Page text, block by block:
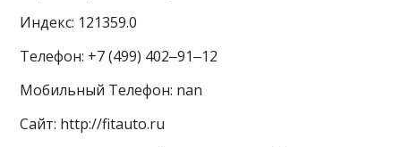
Индекс: 121359.0
Телефон: +7 (499) 402‒91‒12
Мобильный Телефон: nan
Сайт: http://fitauto.ru